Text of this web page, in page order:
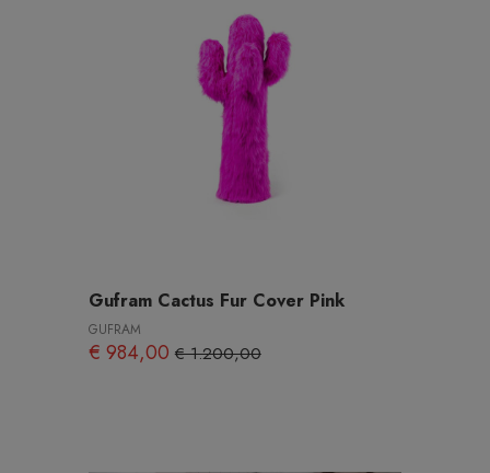
Gufram Cactus Fur Cover Pink
GUFRAM
€ 984,00€ 1.200,00